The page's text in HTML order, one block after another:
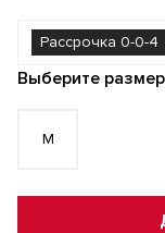
Рассрочка 0-0-4
Выберите
M